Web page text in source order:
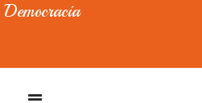
Democracia